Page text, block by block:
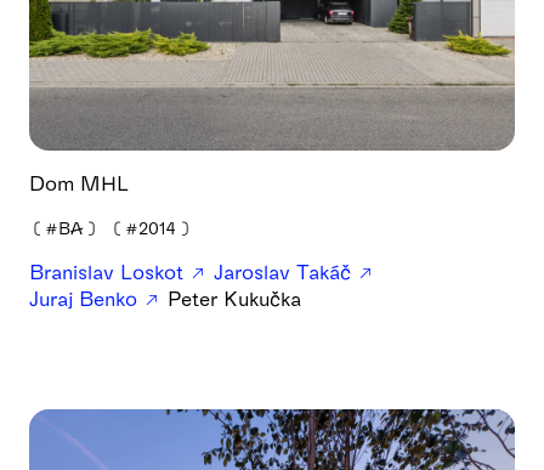
Dom MHL
❪ #BA ❫ ❪ #2014 ❫
Branislav Loskot
Jaroslav Takáč
Juraj Benko
Peter Kukučka